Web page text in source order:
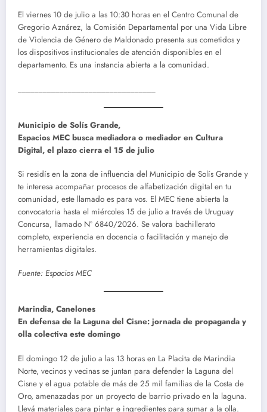
El viernes 10 de julio a las 10:30 horas en el Centro Comunal de
Gregorio Aznárez, la Comisión Departamental por una Vida Libre
de Violencia de Género de Maldonado presenta sus cometidos y
los dispositivos institucionales de atención disponibles en el
departamento. Es una instancia abierta a la comunidad.
Municipio de Solís Grande,
Espacios MEC busca mediadora o mediador en Cultura
Digital, el plazo cierra el 15 de julio
Si residís en la zona de influencia del Municipio de Solís Grande y
te interesa acompañar procesos de alfabetización digital en tu
comunidad, este llamado es para vos. El MEC tiene abierta la
convocatoria hasta el miércoles 15 de julio a través de Uruguay
Concursa, llamado Nº 6840/2026. Se valora bachillerato
completo, experiencia en docencia o facilitación y manejo de
herramientas digitales.
Fuente: Espacios MEC
Marindia, Canelones
En defensa de la Laguna del Cisne: jornada de propaganda y
olla colectiva este domingo
El domingo 12 de julio a las 13 horas en La Placita de Marindia
Norte, vecinos y vecinas se juntan para defender la Laguna del
Cisne y el agua potable de más de 25 mil familias de la Costa de
Oro, amenazadas por un proyecto de barrio privado en la laguna.
Llevá materiales para pintar e ingredientes para sumar a la olla.